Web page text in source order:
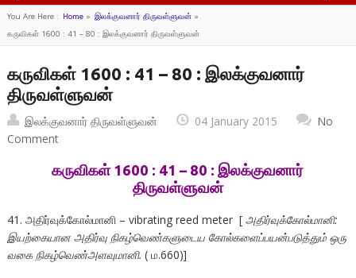
You Are Here : Home» இலக்குவனார் திருவள்ளுவன்»
கருவிகள் 1600 : 41 – 80 : இலக்குவனார் திருவள்ளுவன்
கருவிகள் 1600 : 41 – 80 : இலக்குவனார்
திருவள்ளுவன்
இலக்குவனார் திருவள்ளுவன் 04 January 2015
No
Comment
கருவிகள் 1600 : 41 – 80 : இலக்குவனார்
திருவள்ளுவன்
41. அதிர்வுக்கோல்மானி – vibrating reed meter [ அதிர்வுக்கோல்மானி:
இயற்கையான அதிர்வு நிகழ்வெண்களுடைய கோல்களைப்பயன்படுத்தும் ஒரு
வகை நிகழ்வெண்அளவுமானி. ( ம.660)]